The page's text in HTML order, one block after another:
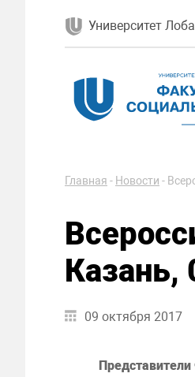
Университет
Главная - Новости -
Казань,
09 октября 2017